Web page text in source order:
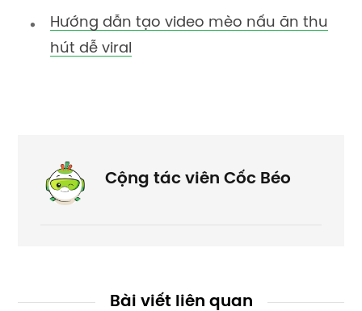
Hướng dẫn tạo video mèo nấu ăn thu
hút dễ viral
Cộng tác viên Cốc Béo
Bài viết liên quan